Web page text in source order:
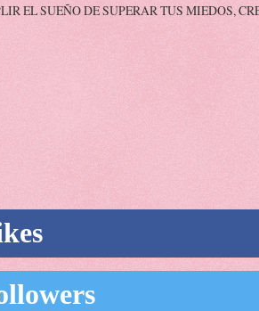
EL SUEÑO DE SUPERAR TUS MIEDOS,